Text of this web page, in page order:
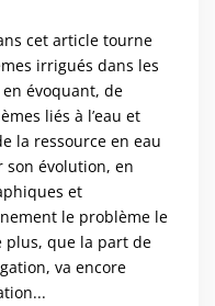
cet article tourne
irrigués dans les
évoquant, de
liés à l’eau et
la ressource en eau
son évolution, en
et
le problème le
plus, que la part de
va encore